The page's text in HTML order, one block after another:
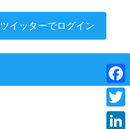
ツイッターでログイン